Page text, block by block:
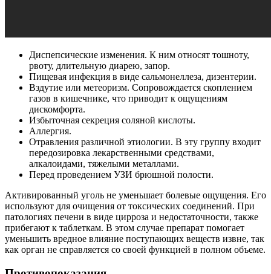
Диспепсические изменения. К ним относят тошноту,
рвоту, длительную диарею, запор.
Пищевая инфекция в виде сальмонеллеза, дизентерии.
Вздутие или метеоризм. Сопровождается скоплением
газов в кишечнике, что приводит к ощущениям
дискомфорта.
Избыточная секреция соляной кислоты.
Аллергия.
Отравления различной этиологии. В эту группу входит
передозировка лекарственными средствами,
алкалоидами, тяжелыми металлами.
Перед проведением УЗИ брюшной полости.
Активированный уголь не уменьшает болевые ощущения. Его
используют для очищения от токсических соединений. При
патологиях печени в виде цирроза и недостаточности, также
прибегают к таблеткам. В этом случае препарат помогает
уменьшить вредное влияние поступающих веществ извне, так
как орган не справляется со своей функцией в полном объеме.